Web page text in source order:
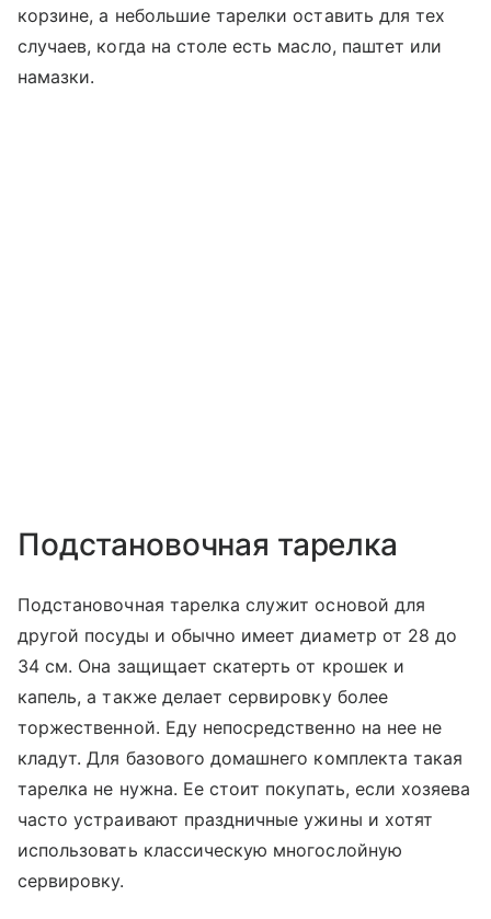
корзине, а небольшие тарелки оставить для тех
случаев, когда на столе есть масло, паштет или
намазки.
Подстановочная тарелка
Подстановочная тарелка служит основой для
другой посуды и обычно имеет диаметр от 28 до
34 см. Она защищает скатерть от крошек и
капель, а также делает сервировку более
торжественной. Еду непосредственно на нее не
кладут. Для базового домашнего комплекта такая
тарелка не нужна. Ее стоит покупать, если хозяева
часто устраивают праздничные ужины и хотят
использовать классическую многослойную
сервировку.